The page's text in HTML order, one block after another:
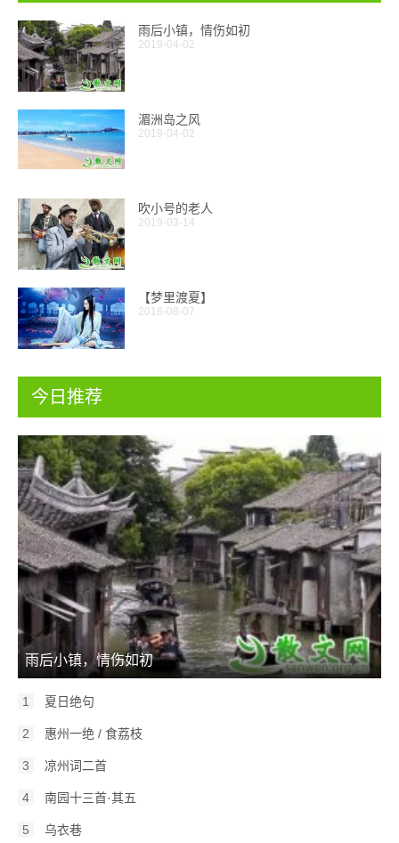
雨后小镇，情伤如初
2019-04-02
湄洲岛之风
2019-04-02
吹小号的老人
2019-03-14
【梦里渡夏】
2016-08-07
今日推荐
雨后小镇，情伤如初
1 夏日绝句
2 惠州一绝 / 食荔枝
3 凉州词二首
4 南园十三首·其五
5 乌衣巷